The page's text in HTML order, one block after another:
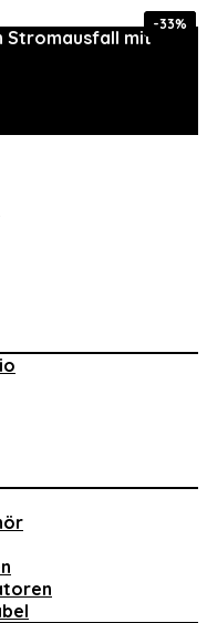
Stromausfall mit
-15%
-15%
-17%
-64%
-5%
-33%